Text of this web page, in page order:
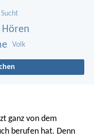
Sucht
Hören
Volk
ganz von dem
berufen hat. Denn